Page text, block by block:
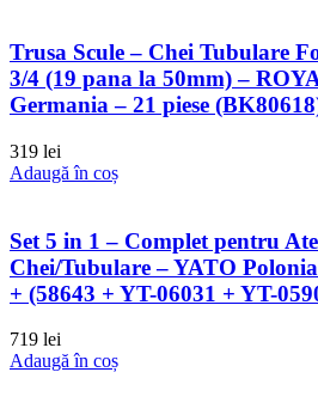
Trusa Scule – Chei Tubulare
3/4 (19 pana la 50mm) –
Germania – 21 piese
319 lei
Adaugă în coș
Set 5 in 1 – Complet pentru
Chei/Tubulare – YATO
+ (58643 + YT-06031 + YT-
719 lei
Adaugă în coș